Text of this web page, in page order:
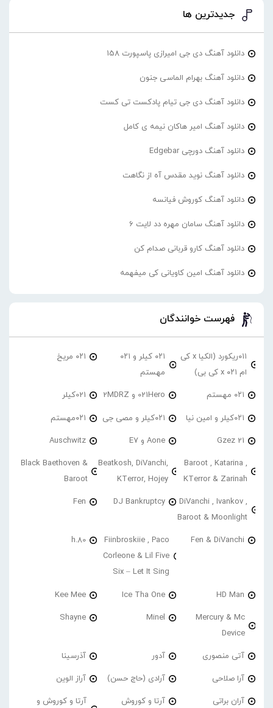
جدیدترین ها
دانلود آهنگ دی جی امیرازی پاسپورت 158
دانلود آهنگ بهرام الماسی جنون
دانلود آهنگ دی جی تیام پادکست تی کست
دانلود آهنگ امیر هاکان نیمه ی کامل
دانلود آهنگ دورچی Edgebar
دانلود آهنگ نوید مقدس آه از نگاهت
دانلود آهنگ کوروش فیانسه
دانلود آهنگ سامان مهره دد لایت 6
دانلود آهنگ کارو قربانی صدام کن
دانلود آهنگ امین کاویانی کی میفهمه
فهرست خوانندگان
۰۱۱ریکورد (الکیا x کی
ام ۰۲۱ x کی بی)
۰۲۱ کیلر و ۰۲۱
مهستم
۰۲۱ مریخ
۰۲۱ مهستم 021Hero و 2MDRZ 021کیلر
۰۲۱کیلر و امین نیا ۰۲۱کیلر و مصی جی ۰۲۱مهستم
21 Gzez Aone و E7 Auschwitz
Baroot , Katarina ,
KTerror & Zarinah
Beatkosh, DiVanchi,
KTerror, Hojey
Black Baethoven &
Baroot
DiVanchi , Ivankov ,
Baroot & Moonlight
DJ Bankruptcy
Fen
Fen & DiVanchi
Fiinbroskiie , Paco
Corleone & Lil Five
Six – Let It Sing
h.80
HD Man
Ice Tha One
Kee Mee
Mercury & Mc
Device
Minel
Shayne
آتی منصوری آدور آذرسینا
آرا صلاحی آرادی (حاج حسن) آراز الوین
آران براتی آرتا و کوروش
آرتا و کوروش و